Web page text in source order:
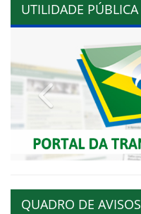
UTILIDADE PÚBLICA
Previous
QUADRO DE AVISOS